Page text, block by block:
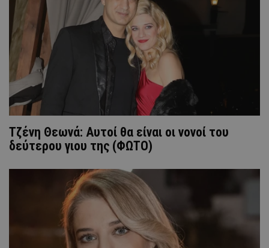
Τζένη Θεωνά: Aυτοί θα είναι οι νονοί του
δεύτερου γιου της (ΦΩΤΟ)